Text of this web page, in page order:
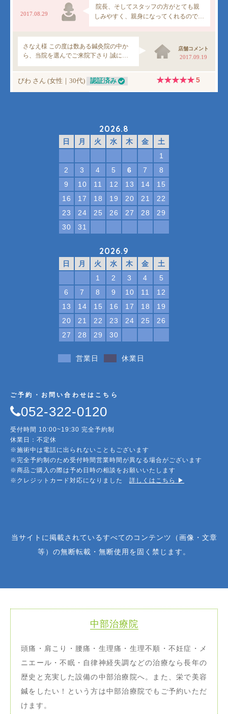
2026.8
日 月 火 水 木 金
土
1
2
3 4 5 6 7
8
9
10 11 12 13 14
15
16
17 18 19 20 21
22
23
24 25 26 27 28
29
30
31
2026.9
日 月 火 水 木 金
土
1
2 3 4
5
6
7 8 9 10 11
12
13
14 15 16 17 18
19
20
21 22 23 24 25
26
27
28 29 30
営業日 休業日
ご予約・お問い合わせはこちら
052-322-0120
受付時間 10:00~19:30 完全予約制
休業日：不定休
※施術中は電話に出られないこともございます
※完全予約制のため受付時間営業時間が異なる場合がございます
※商品ご購入の際は予め日時の相談をお願いいたします
※クレジットカード対応になりました 詳しくはこちら ▶︎
当サイトに掲載されているすべてのコンテンツ（画像・文章
等）の無断転載・無断使用を固く禁じます。
中部治療院
頭痛・肩こり・腰痛・生理痛・生理不順・不妊症・メ
ニエール・不眠・自律神経失調などの治療なら長年の
歴史と充実した設備の中部治療院へ。また、栄で美容
鍼をしたい！という方は中部治療院でもご予約いただ
けます。